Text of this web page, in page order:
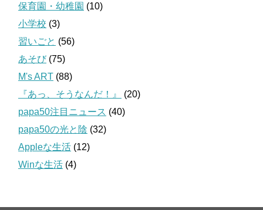
保育園・幼稚園 (10)
小学校 (3)
習いごと (56)
あそび(75)
M's ART (88)
『あっ、そうなんだ！』
(20)
papa50注目ニュース (40)
papa50の光と陰 (32)
Appleな生活 (12)
Winな生活 (4)